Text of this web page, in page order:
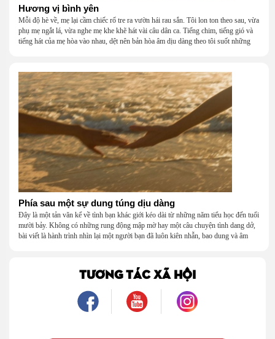
Hương vị bình yên
Mỗi độ hè về, mẹ lại cầm chiếc rổ tre ra vườn hái rau sắn. Tôi lon ton theo sau, vừa
phụ mẹ ngắt lá, vừa nghe mẹ khe khẽ hát vài câu dân ca. Tiếng chim, tiếng gió và
tiếng hát của mẹ hòa vào nhau, dệt nên bản hòa âm dịu dàng theo tôi suốt những
Phía sau một sự dung túng dịu dàng
Đây là một tản văn kể về tình bạn khác giới kéo dài từ những năm tiểu học đến tuổi
mười bảy. Không có những rung động mập mờ hay một câu chuyện tình dang dở,
bài viết là hành trình nhìn lại một người bạn đã luôn kiên nhẫn, bao dung và âm
là một mối tình, mà là một người luôn cho tôi quyền được là chính mình.
TƯƠNG TÁC XÃ HỘI